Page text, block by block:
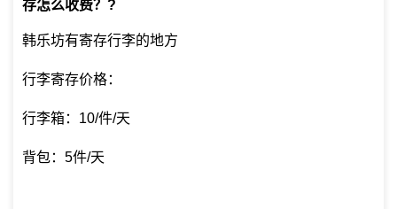
存怎么收费？ ?
韩乐坊有寄存行李的地方
行李寄存价格：
行李箱：10/件/天
背包：5件/天